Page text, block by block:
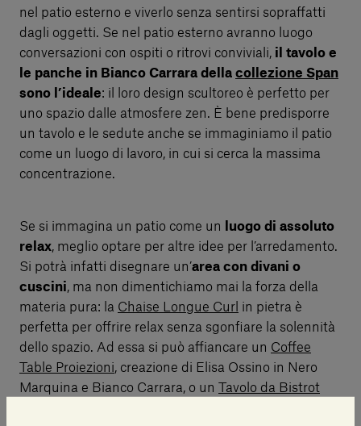
nel patio esterno e viverlo senza sentirsi sopraffatti
dagli oggetti. Se nel patio esterno avranno luogo
conversazioni con ospiti o ritrovi conviviali, il tavolo e
le panche in Bianco Carrara della collezione Span
sono l’ideale: il loro design scultoreo è perfetto per
uno spazio dalle atmosfere zen. È bene predisporre
un tavolo e le sedute anche se immaginiamo il patio
come un luogo di lavoro, in cui si cerca la massima
concentrazione.
Se si immagina un patio come un
luogo di assoluto
relax, meglio optare per altre idee per l’arredamento.
Si potrà infatti disegnare un’area con divani o
cuscini, ma non dimentichiamo mai la forza della
materia pura: la Chaise Longue Curl in pietra è
perfetta per offrire relax senza sgonfiare la solennità
dello spazio. Ad essa si può affiancare un Coffee
Table Proiezioni, creazione di Elisa Ossino in Nero
Marquina e Bianco Carrara, o un
Tavolo da Bistrot